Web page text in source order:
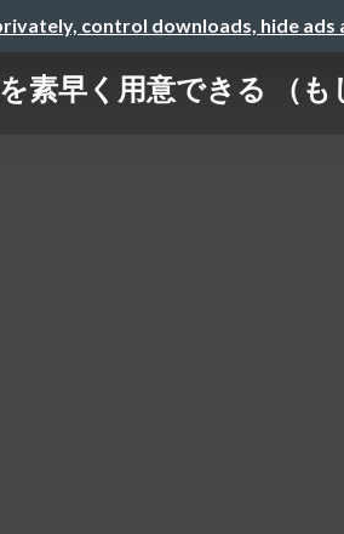
control downloads, hide ads
素早く用意できる （